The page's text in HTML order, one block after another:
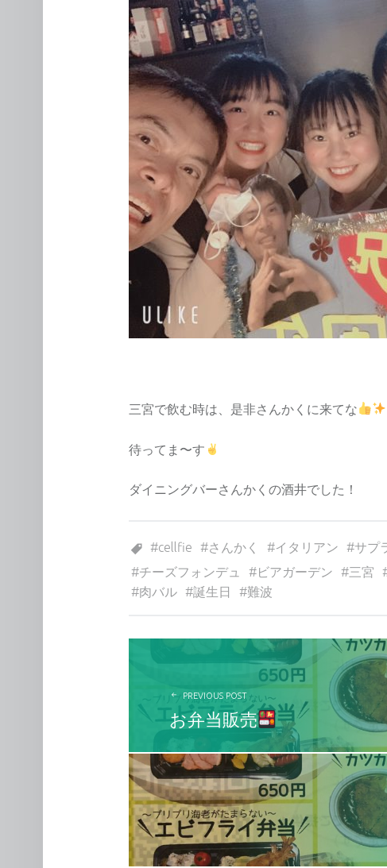
三宮で飲む時は、是非さんかくに来てな
待ってま〜す
ダイニングバーさんかくの酒井でした！
cellfie
さんかく イタリアン サプ
チーズフォンデュ
ビアガーデン 三宮
肉バル
誕生日 難波
投稿ナビゲーション
PREVIOUS POST
お弁当販売